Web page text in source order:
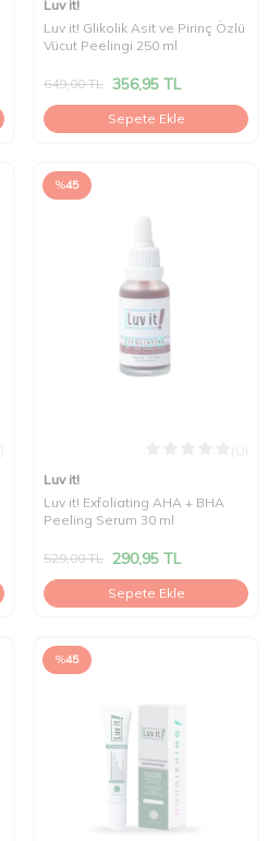
Luv it!
Luv it! Glikolik Asit ve Pirinç Özlü
Vücut Peelingi 250 ml
649,00TL 356,95 TL
Sepete Ekle
%45
Luv it!
Luv it! Exfoliating AHA + BHA
Peeling Serum 30 ml
529,00TL 290,95 TL
Sepete Ekle
%45